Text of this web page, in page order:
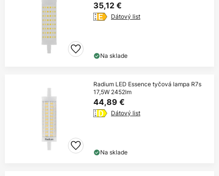
35,12 €
Dátový list
Na sklade
Radium LED Essence tyčová lampa R7s
17,5W 2452lm
44,89 €
Dátový list
Na sklade